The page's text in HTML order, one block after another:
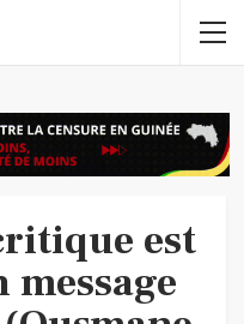
est
message